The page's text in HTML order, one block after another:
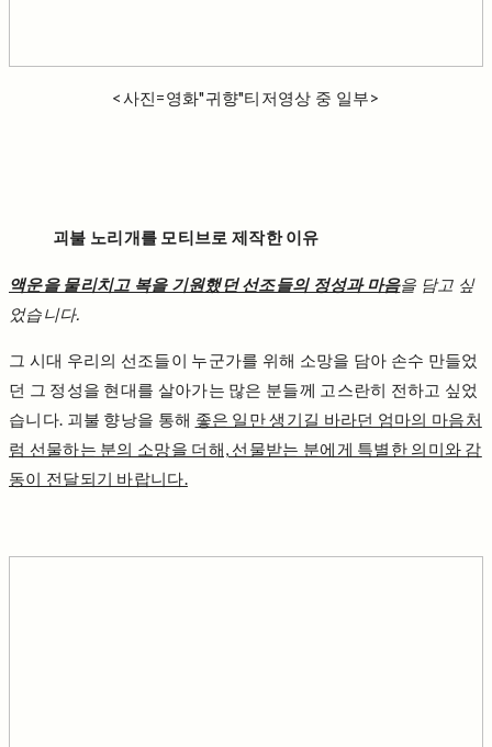
<사진=영화"귀향"티저영상 중 일부>
괴불 노리개를 모티브로 제작한 이유
액운을 물리치고 복을 기원했던 선조들의 정성과 마음을 담고 싶
었습니다.
그 시대 우리의 선조들이 누군가를 위해 소망을 담아 손수 만들었
던 그 정성을 현대를 살아가는 많은 분들께 고스란히 전하고 싶었
습니다. 괴불 향낭을 통해 좋은 일만 생기길 바라던 엄마의 마음처
럼 선물하는 분의 소망을 더해, 선물받는 분에게 특별한 의미와 감
동이 전달되기 바랍니다.